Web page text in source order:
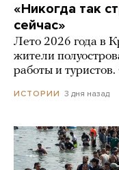
«Никогда так
сейчас»
Лето 2026 года в
жители
работы и
ИСТОРИИ 3 дня назад